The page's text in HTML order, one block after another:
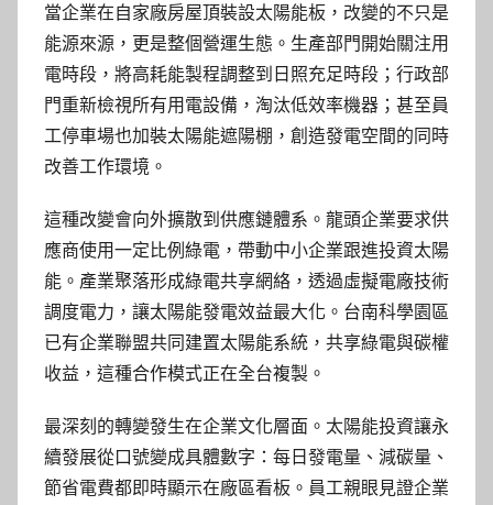
當企業在自家廠房屋頂裝設太陽能板，改變的不只是
能源來源，更是整個營運生態。生產部門開始關注用
電時段，將高耗能製程調整到日照充足時段；行政部
門重新檢視所有用電設備，淘汰低效率機器；甚至員
工停車場也加裝太陽能遮陽棚，創造發電空間的同時
改善工作環境。
這種改變會向外擴散到供應鏈體系。龍頭企業要求供
應商使用一定比例綠電，帶動中小企業跟進投資太陽
能。產業聚落形成綠電共享網絡，透過虛擬電廠技術
調度電力，讓太陽能發電效益最大化。台南科學園區
已有企業聯盟共同建置太陽能系統，共享綠電與碳權
收益，這種合作模式正在全台複製。
最深刻的轉變發生在企業文化層面。太陽能投資讓永
續發展從口號變成具體數字：每日發電量、減碳量、
節省電費都即時顯示在廠區看板。員工親眼見證企業